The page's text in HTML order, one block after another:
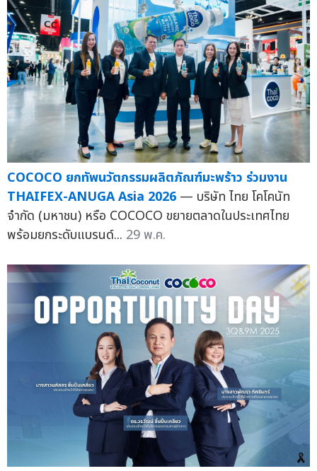
COCOCO ยกทัพนวัตกรรมผลิตภัณฑ์มะพร้าว ร่วมงาน
THAIFEX-ANUGA Asia 2026 — บริษัท ไทย โคโคนัท
จำกัด (มหาชน) หรือ COCOCO ขยายตลาดในประเทศไทย
พร้อมยกระดับแบรนด์... 29 พ.ค.